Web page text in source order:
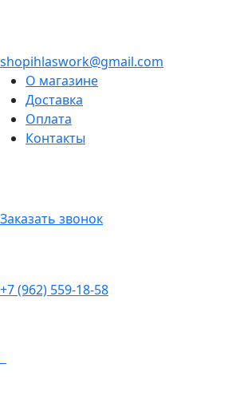
shopihlaswork@gmail.com
О магазине
Доставка
Оплата
Контакты
Заказать звонок
+7 (962) 559-18-58